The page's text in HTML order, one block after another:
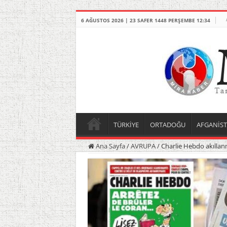
6 AĞUSTOS 2026 | 23 SAFER 1448 PERŞEMBE 12:34
TÜRKİYE ORTADOĞU
Ana Sayfa/AVRUPA/Charlie Hebdo